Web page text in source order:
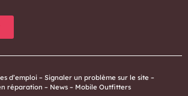
d’emploi – Signaler un problème sur le site –
réparation – News – Mobile Outfitters